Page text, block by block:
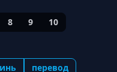
8 9
10
перевод